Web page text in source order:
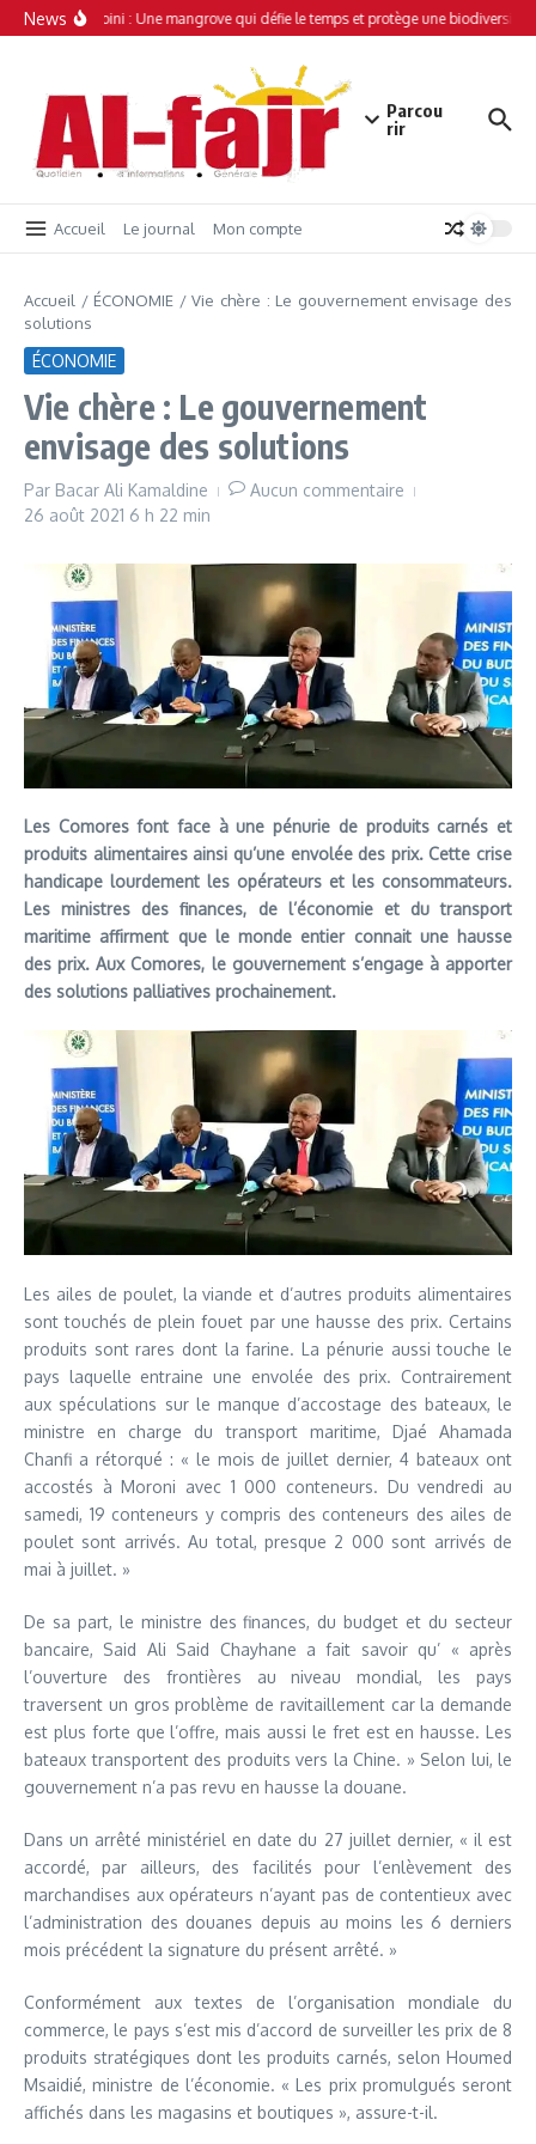
Aller au contenu
News
Simamboini : Une mangrove qui défie le temps et protège une biodiversité
Parcou
rir
Accueil Le journal Mon compte
Accueil / ÉCONOMIE /Vie chère : Le gouvernement envisage des
solutions
ÉCONOMIE
Vie chère : Le gouvernement
envisage des solutions
Par Bacar Ali Kamaldine
Aucun commentaire
26 août 2021 6 h 22 min
Les Comores font face à une pénurie de produits carnés et
produits alimentaires ainsi qu’une envolée des prix. Cette crise
handicape lourdement les opérateurs et les consommateurs.
Les ministres des finances, de l’économie et du transport
maritime affirment que le monde entier connait une hausse
des prix. Aux Comores, le gouvernement s’engage à apporter
des solutions palliatives prochainement.
Les ailes de poulet, la viande et d’autres produits alimentaires
sont touchés de plein fouet par une hausse des prix. Certains
produits sont rares dont la farine. La pénurie aussi touche le
pays laquelle entraine une envolée des prix. Contrairement
aux spéculations sur le manque d’accostage des bateaux, le
ministre en charge du transport maritime, Djaé Ahamada
Chanfi a rétorqué : « le mois de juillet dernier, 4 bateaux ont
accostés à Moroni avec 1 000 conteneurs. Du vendredi au
samedi, 19 conteneurs y compris des conteneurs des ailes de
poulet sont arrivés. Au total, presque 2 000 sont arrivés de
mai à juillet. »
De sa part, le ministre des finances, du budget et du secteur
bancaire, Said Ali Said Chayhane a fait savoir qu’ « après
l’ouverture des frontières au niveau mondial, les pays
traversent un gros problème de ravitaillement car la demande
est plus forte que l’offre, mais aussi le fret est en hausse. Les
bateaux transportent des produits vers la Chine. » Selon lui, le
gouvernement n’a pas revu en hausse la douane.
Dans un arrêté ministériel en date du 27 juillet dernier, « il est
accordé, par ailleurs, des facilités pour l’enlèvement des
marchandises aux opérateurs n’ayant pas de contentieux avec
l’administration des douanes depuis au moins les 6 derniers
mois précédent la signature du présent arrêté. »
Conformément aux textes de l’organisation mondiale du
commerce, le pays s’est mis d’accord de surveiller les prix de 8
produits stratégiques dont les produits carnés, selon Houmed
Msaidié, ministre de l’économie. « Les prix promulgués seront
affichés dans les magasins et boutiques », assure-t-il.